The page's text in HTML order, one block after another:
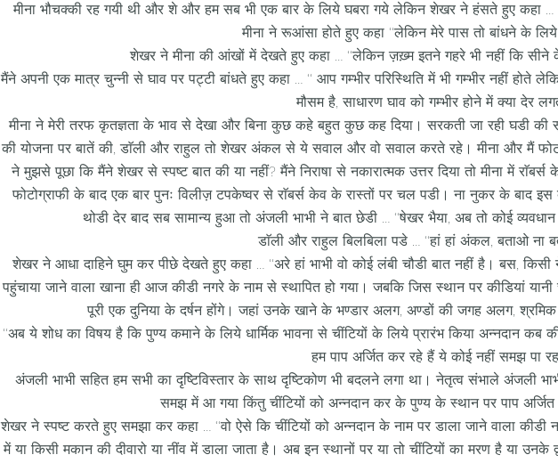
मीना भौचक्की रह गयी थी और शे और हम सब भी एक बार के लिये घबरा गये लेकिन शेखर ने हंसते हुए कहा …
मीना ने रूआंसा होते हुए कहा ‘‘लेकिन मेरे पास तो बांधने के
शेखर ने मीना की आंखों में देखते हुए कहा … ‘‘लेकिन ज़ख़्म इतने गहरे भी नहीं कि सीने
मैंने अपनी एक मात्र चुन्नी से घाव पर पट्टी बांधते हुए कहा … ‘‘ आप गम्भीर परिस्थिति में भी गम्भीर नहीं
मौसम है, साधारण घाव को गम्भीर होने में क्या देर
मीना ने मेरी तरफ कृतज्ञता के भाव से देखा और बिना कुछ कहे बहुत कुछ कह दिया। सरकती जा रही घडी
की योजना पर बातें की, डाॅली और राहुल तो शेखर अंकल से ये सवाल और वो सवाल करते रहे। मीना और मैं
ने मुझसे पूछा कि मैंने शेखर से स्पष्ट बात की या नहीं? मैंने निराषा से नकारात्मक उत्तर दिया तो मीना में
फोटोग्राफी के बाद एक बार पुनः विलीज़ टपकेष्वर से राॅबर्स केव के रास्तों पर चल पडी। ना नुकर के बाद
थोडी देर बाद सब सामान्य हुआ तो अंजली भाभी ने बात छेडी … ‘‘षेखर भैया, अब तो कोई व्यवधान
डाॅली और राहुल बिलबिला पडे … ‘‘हां हां अंकल, बताओ ना
शेखर ने आधा दाहिने घुम कर पीछे देखते हुए कहा … ‘‘अरे हां भाभी वो कोई लंबी चौडी बात नहीं है। बस,
पहुंचाया जाने वाला खाना ही आज कीडी नगरे के नाम से स्थापित हो गया। जबकि जिस स्थान पर कीडियां
पूरी एक दुनिया के दर्षन होंगे। जहां उनके खाने के भण्डार अलग, अण्डों की जगह अलग, श्रमिक
‘‘अब ये शोध का विषय है कि पुण्य कमाने के लिये धार्मिक भावना से चींटियों के लिये प्रारंभ किया अन्नदान
हम पाप अर्जित कर रहे हैं ये कोई नहीं समझ पा
अंजली भाभी सहित हम सभी का दृष्टिविस्तार के साथ दृष्टिकोण भी बदलने लगा था। नेतृत्व संभाले अंजली
समझ में आ गया किंतु चींटियों को अन्नदान कर के पुण्य के स्थान पर पाप
शेखर ने स्पष्ट करते हुए समझा कर कहा … ‘‘वो ऐसे कि चींटियों को अन्नदान के नाम पर डाला जाने वाला कीडी
में या किसी मकान की दीवारो या नींव में डाला जाता है। अब इन स्थानों पर या तो चींटियों का मरण है या